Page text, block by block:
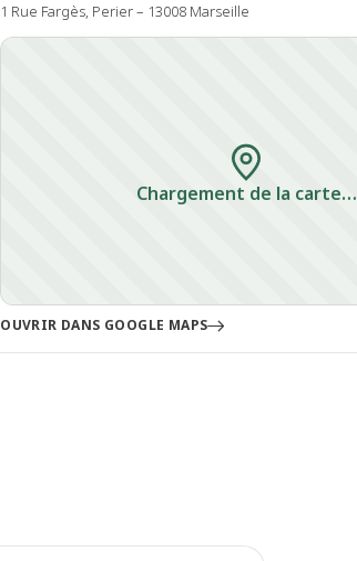
1 Rue Fargès, Perier – 13008 Marseille
Chargement de la carte…
OUVRIR DANS GOOGLE MAPS